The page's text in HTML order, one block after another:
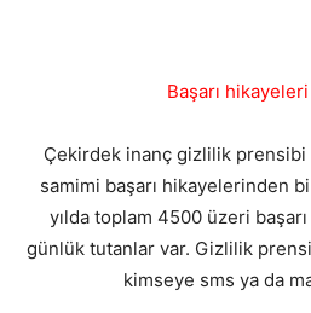
Başarı hikayeleri
Çekirdek inanç gizlilik
samimi başarı hikayelerinden
yılda toplam 4500 üzeri
günlük tutanlar var. Gizlilik
kimseye sms ya da